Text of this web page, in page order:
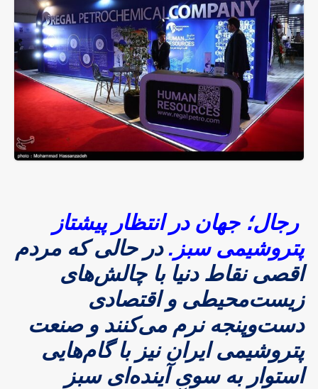
رجال؛جهان در انتظار پیشتاز
پتروشیمی سبز.در حالی که مردم
اقصی نقاط دنیا با چالش‌های
زیست‌محیطی و اقتصادی
دست‌وپنجه نرم می‌کنند و صنعت
پتروشیمی ایران نیز با گام‌هایی
استوار به سوی آینده‌ای سبز